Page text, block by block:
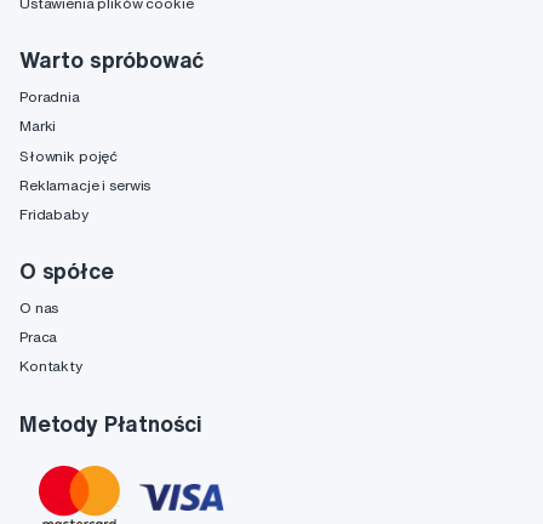
Warto spróbować
Poradnia
Marki
Słownik pojęć
Reklamacje i serwis
Fridababy
O spółce
O nas
Praca
Kontakty
Metody Płatności